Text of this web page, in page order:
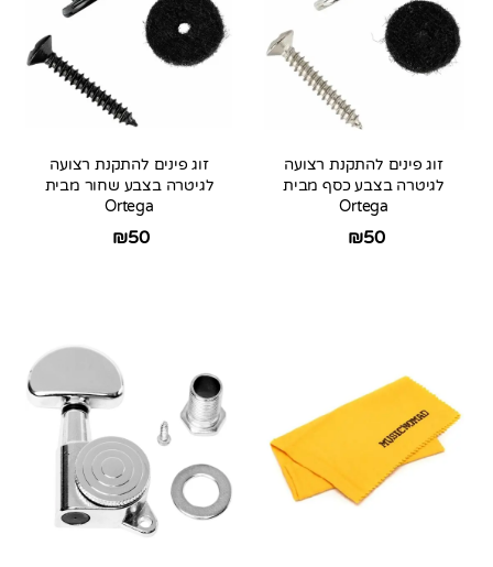
זוג פינים להתקנת רצועה
לגיטרה בצבע כסף מבית
Ortega
₪50
זוג פינים להתקנת רצועה
לגיטרה בצבע שחור מבית
Ortega
₪50